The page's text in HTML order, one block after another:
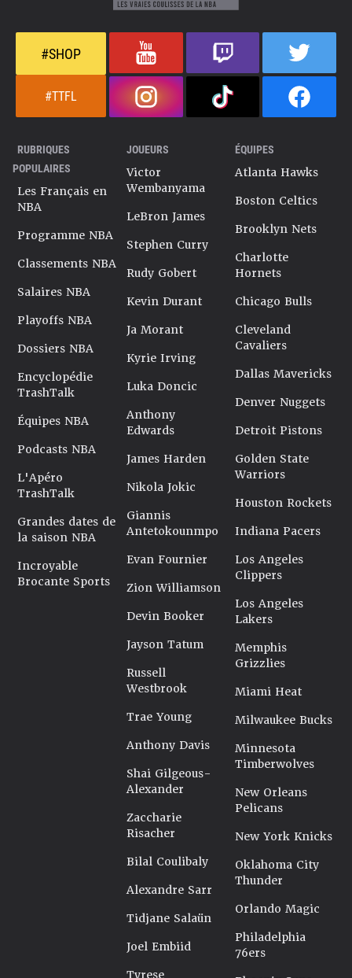
#SHOP
#TTFL
RUBRIQUES
POPULAIRES
Les Français en
NBA
Programme NBA
Classements NBA
Salaires NBA
Playoffs NBA
Dossiers NBA
Encyclopédie
TrashTalk
Équipes NBA
Podcasts NBA
L'Apéro
TrashTalk
Grandes dates de
la saison NBA
Incroyable
Brocante Sports
JOUEURS
Victor
Wembanyama
LeBron James
Stephen Curry
Rudy Gobert
Kevin Durant
Ja Morant
Kyrie Irving
Luka Doncic
Anthony
Edwards
James Harden
Nikola Jokic
Giannis
Antetokounmpo
Evan Fournier
Zion Williamson
Devin Booker
Jayson Tatum
Russell
Westbrook
Trae Young
Anthony Davis
Shai Gilgeous-
Alexander
Zaccharie
Risacher
Bilal Coulibaly
Alexandre Sarr
Tidjane Salaün
Joel Embiid
Tyrese
ÉQUIPES
Atlanta Hawks
Boston Celtics
Brooklyn Nets
Charlotte
Hornets
Chicago Bulls
Cleveland
Cavaliers
Dallas Mavericks
Denver Nuggets
Detroit Pistons
Golden State
Warriors
Houston Rockets
Indiana Pacers
Los Angeles
Clippers
Los Angeles
Lakers
Memphis
Grizzlies
Miami Heat
Milwaukee Bucks
Minnesota
Timberwolves
New Orleans
Pelicans
New York Knicks
Oklahoma City
Thunder
Orlando Magic
Philadelphia
76ers